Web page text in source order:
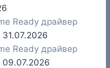
Ready драйвер
31.07.2026
Ready драйвер
09.07.2026